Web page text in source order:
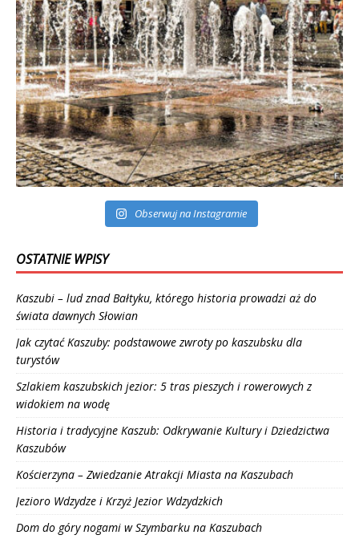
Obserwuj na Instagramie
OSTATNIE WPISY
Kaszubi – lud znad Bałtyku, którego historia prowadzi aż do
świata dawnych Słowian
Jak czytać Kaszuby: podstawowe zwroty po kaszubsku dla
turystów
Szlakiem kaszubskich jezior: 5 tras pieszych i rowerowych z
widokiem na wodę
Historia i tradycyjne Kaszub: Odkrywanie Kultury i Dziedzictwa
Kaszubów
Kościerzyna – Zwiedzanie Atrakcji Miasta na Kaszubach
Jezioro Wdzydze i Krzyż Jezior Wdzydzkich
Dom do góry nogami w Szymbarku na Kaszubach